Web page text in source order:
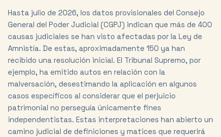
Hasta julio de 2026, los datos provisionales del Consejo
General del Poder Judicial (CGPJ) indican que más de 400
causas judiciales se han visto afectadas por la Ley de
Amnistía. De estas, aproximadamente 150 ya han
recibido una resolución inicial. El Tribunal Supremo, por
ejemplo, ha emitido autos en relación con la
malversación, desestimando la aplicación en algunos
casos específicos al considerar que el perjuicio
patrimonial no perseguía únicamente fines
independentistas. Estas interpretaciones han abierto un
camino judicial de definiciones y matices que requerirá